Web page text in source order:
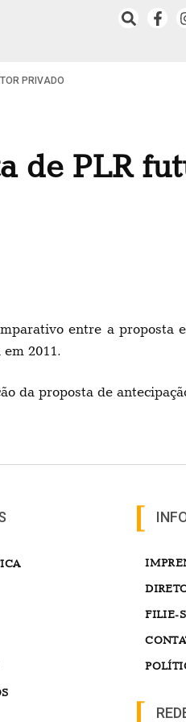
PRIVADO
de PLR
entre a proposta
2011.
da proposta de
FILIE-